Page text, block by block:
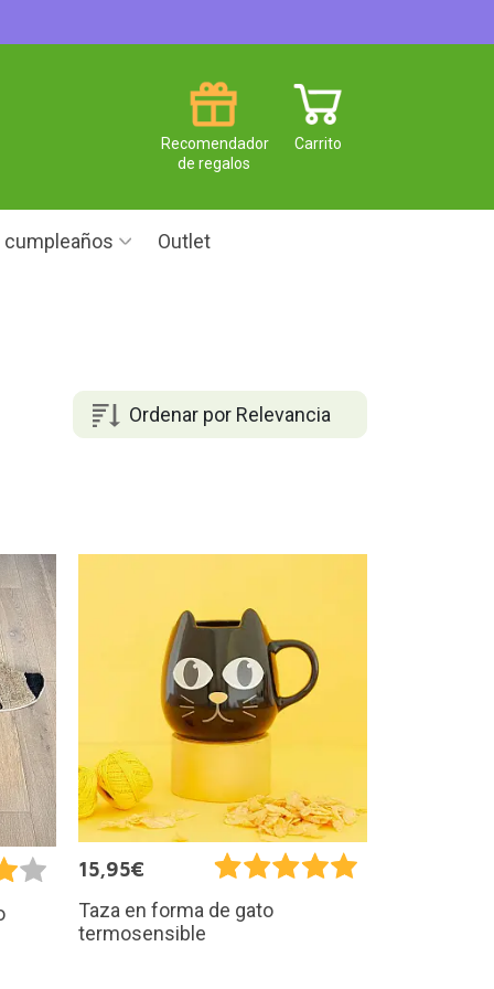
Carrito
Recomendador
de regalos
cumpleaños Outlet
Ordenar por Relevancia
15,95€
Taza en forma de gato
termosensible